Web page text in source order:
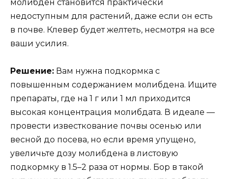
молибден становится практически
недоступным для растений, даже если он есть
в почве. Клевер будет желтеть, несмотря на все
ваши усилия.
Решение: Вам нужна подкормка с
повышенным содержанием молибдена. Ищите
препараты, где на 1 г или 1 мл приходится
высокая концентрация молибдата. В идеале —
провести известкование почвы осенью или
весной до посева, но если время упущено,
увеличьте дозу молибдена в листовую
подкормку в 1.5–2 раза от нормы. Бор в такой